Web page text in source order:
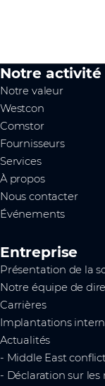
Notre activité
Notre valeur
Westcon
Comstor
Fournisseurs
Services
À propos
Nous contacter
Événements
Entreprise
Présentation de la
Notre équipe de
Carrières
Implantations
Actualités
- Middle East
- Déclaration sur